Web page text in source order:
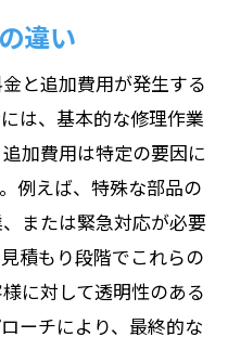
違い
と追加費用が発生する
は、基本的な修理作業
加費用は特定の要因に
例えば、特殊な部品の
または緊急対応が必要
積もり段階でこれらの
に対して透明性のある
ーチにより、最終的な